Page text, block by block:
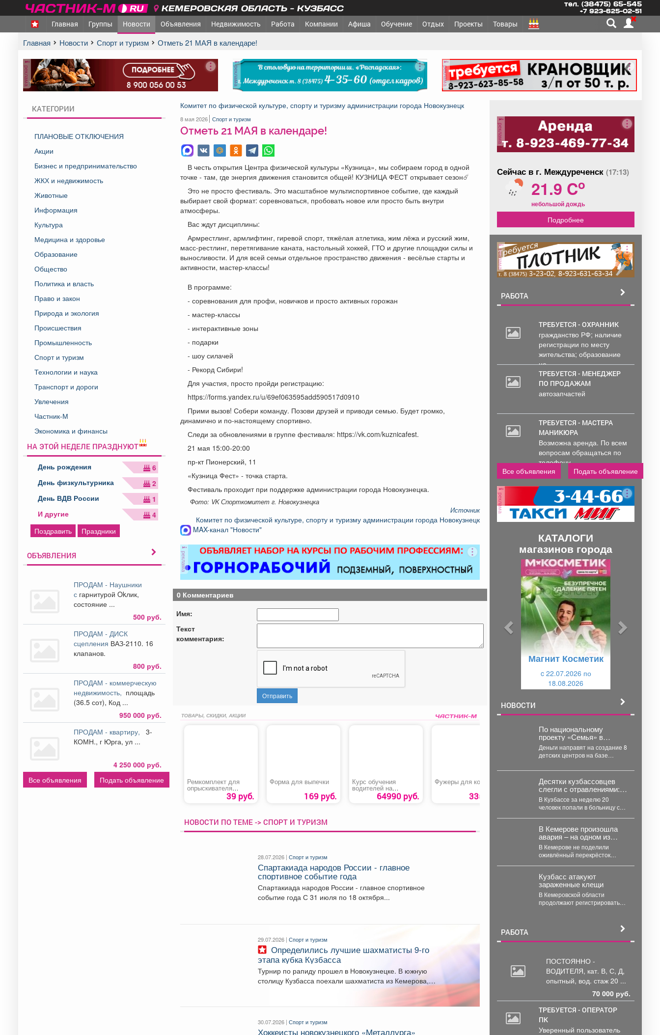
КЕМЕРОВСКАЯ ОБЛАСТЬ - КУЗБАСС тел. (38475) 65-545
+7 923-625-02-51
Главная Группы Новости Объявления Недвижимость Работа Компании Афиша Обучение Отдых Проекты Товары
Главная Новости Спорт и туризм Отметь 21 МАЯ в календаре!
реклама реклама реклама
КАТЕГОРИИ
ПЛАНОВЫЕ ОТКЛЮЧЕНИЯ
Акции
Бизнес и предпринимательство
ЖКХ и недвижимость
Животные
Информация
Культура
Медицина и здоровье
Образование
Общество
Политика и власть
Право и закон
Природа и экология
Происшествия
Промышленность
Спорт и туризм
Технологии и наука
Транспорт и дороги
Увлечения
Частник-М
Экономика и финансы
НА ЭТОЙ НЕДЕЛЕ ПРАЗДНУЮТ
День рождения
6
День физкультурника
2
День ВДВ России
1
И другие
4
Поздравить
Праздники
ОБЪЯВЛЕНИЯ
ПРОДАМ - Наушники
с гарнитурой Okлик,
состояние ...
500 руб.
ПРОДАМ - ДИСК
сцепления ВАЗ-2110. 16
клапанов.
800 руб.
ПРОДАМ - коммерческую
недвижимость, площадь
(36.5 сот), Код ...
950 000 руб.
ПРОДАМ - квартиру,
3-
КОМН., г Юрга, ул ...
4 250 000 руб.
Все объявления
Подать объявление
Комитет по физической культуре, спорту и туризму администрации города Новокузнецк
8 мая 2026 Спорт и туризм
Отметь 21 МАЯ в календаре!
В честь открытия Центра физической культуры «Кузница», мы собираем город в одной
точке - там, где энергия движения становится общей! КУЗНИЦА ФЕСТ открывает сезон☄️
Это не просто фестиваль. Это масштабное мультиспортивное событие, где каждый
выбирает свой формат: соревноваться, пробовать новое или просто быть внутри
атмосферы.
Вас ждут дисциплины:
Армрестлинг, армлифтинг, гиревой спорт, тяжёлая атлетика, жим лёжа и русский жим,
масс-рестлинг, перетягивание каната, настольный хоккей, ГТО и другие площадки силы и
выносливости. И для всей семьи отдельное пространство движения - весёлые старты и
активности, мастер-классы!
В программе:
- соревнования для профи, новичков и просто активных горожан
- мастер-классы
- интерактивные зоны
- подарки
- шоу силачей
- Рекорд Сибири!
Для участия, просто пройди регистрацию:
https://forms.yandex.ru/u/69ef063595add590517d0910
Прими вызов! Собери команду. Позови друзей и приводи семью. Будет громко,
динамично и по-настоящему спортивно.
Следи за обновлениями в группе фестиваля: https://vk.com/kuznicafest.
21 мая 15:00-20:00
пр-кт Пионерский, 11
«Кузница Фест» - точка старта.
Фестиваль проходит при поддержке администрации города Новокузнецка.
Фото: VK Спорткомитет г. Новокузнецка
Источник
Комитет по физической культуре, спорту и туризму администрации города Новокузнецк
MAX-канал "Новости"
реклама
0 Комментариев
Имя:
Текст
комментария:
Отправить
ТОВАРЫ, СКИДКИ, АКЦИИ
Ремкомплект для
опрыскивателя
«ОП-207/ОП-209 №1»
39 руб.
Форма для выпечки
169 руб.
Курс обучения
водителей на
категорию «В»64990 руб.
Фужеры для коньяка
335 руб.
Рукавицы утепленные
140 руб.
Ремкомплект для
опрыскивателя
«ОП-220 №4»
НОВОСТИ ПО ТЕМЕ -> СПОРТ И ТУРИЗМ
28.07.2026 |Спорт и туризм
Спартакиада народов России - главное
спортивное событие года
Спартакиада народов России - главное спортивное
событие года С 31 июля по 18 октября...
29.07.2026 |Спорт и туризм
Определились лучшие шахматисты 9-го
этапа кубка Кузбасса
Турнир по рапиду прошел в Новокузнецке. В южную
столицу Кузбасса поехали шахматиста из Кемерова,
30.07.2026 |Спорт и туризм
Хоккеисты новокузнецкого «Металлурга»
реклама
Сейчас в г. Междуреченск (17:13)
21.9 Co
небольшой дождь
Подробнее
реклама
РАБОТА
ТРЕБУЕТСЯ - ОХРАННИК
гражданство РФ; наличие
регистрации по месту
жительства; образование
не...
ТРЕБУЕТСЯ - МЕНЕДЖЕР
ПО ПРОДАЖАМ
автозапчастей
ТРЕБУЕТСЯ - МАСТЕРА
МАНИКЮРА
Возможна аренда. По всем
вопросам обращаться по
телефону..
Все объявления
Подать объявление
реклама
КАТАЛОГИ
магазинов города
Магнит Косметик
c 22.07.2026 по
18.08.2026
НОВОСТИ
По национальному
проекту «Семья» в
Кузбассе на
модернизацию
учреждений культуры
выделили больше 57 млн
Деньги направят на создание 8
детских центров на базе
на поощрение 5...
Десятки кузбассовцев
слегли с отравлениями:
среди них дети
В Кузбассе за неделю 20
человек попали в больницу с
В Кемерове произошла
авария – на одном из
самых "защищённых"
перекрёстков
В Кемерове не поделили
оживлённый перекрёсток
понедельник,...
Кузбасс атакуют
зараженные клещи
В Кемеровской области
продолжают регистрировать
опубликовало...
РАБОТА
ПОСТОЯННО -
ВОДИТЕЛЯ, кат. В, С, Д,
опытный, вод. стаж 20 ...
70 000 руб.
ТРЕБУЕТСЯ - ОПЕРАТОР
ПК
Уверенный пользователь